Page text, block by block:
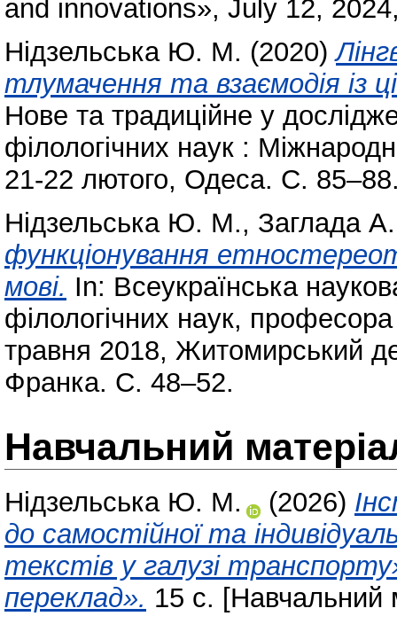
and innovations», July 12,
Нідзельська Ю. М. (2020)
тлумачення та взаємодія із
Нове та традиційне у
філологічних наук :
21-22 лютого, Одеса. С.
Нідзельська Ю. М., Заглада
функціонування
мові. In: Всеукраїнська
філологічних наук,
травня 2018, Житомирський
Франка. С. 48–52.
Навчальний
Нідзельська Ю. М. (2026)
до самостійної та
текстів у галузі
переклад». 15 с. [Навчальний